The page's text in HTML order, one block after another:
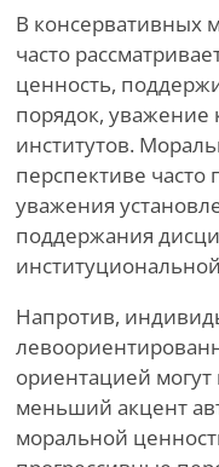
В консервативных
часто
ценность,
порядок, уважение
институтов.
перспективе
уважения
поддержания
Напротив,
ориентацией
меньший акцент
моральной